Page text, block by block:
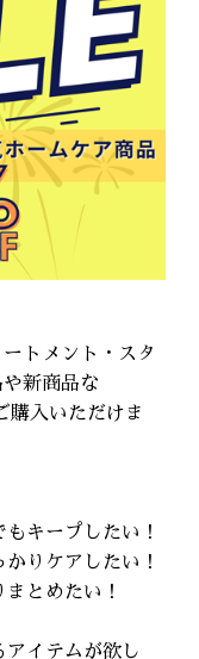
トメント・スタ
新商品な
購入いただけま
キープしたい！
りケアしたい！
とめたい！
イテムが欲し